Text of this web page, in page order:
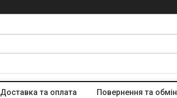
Доставка та оплата Повернення та обмін